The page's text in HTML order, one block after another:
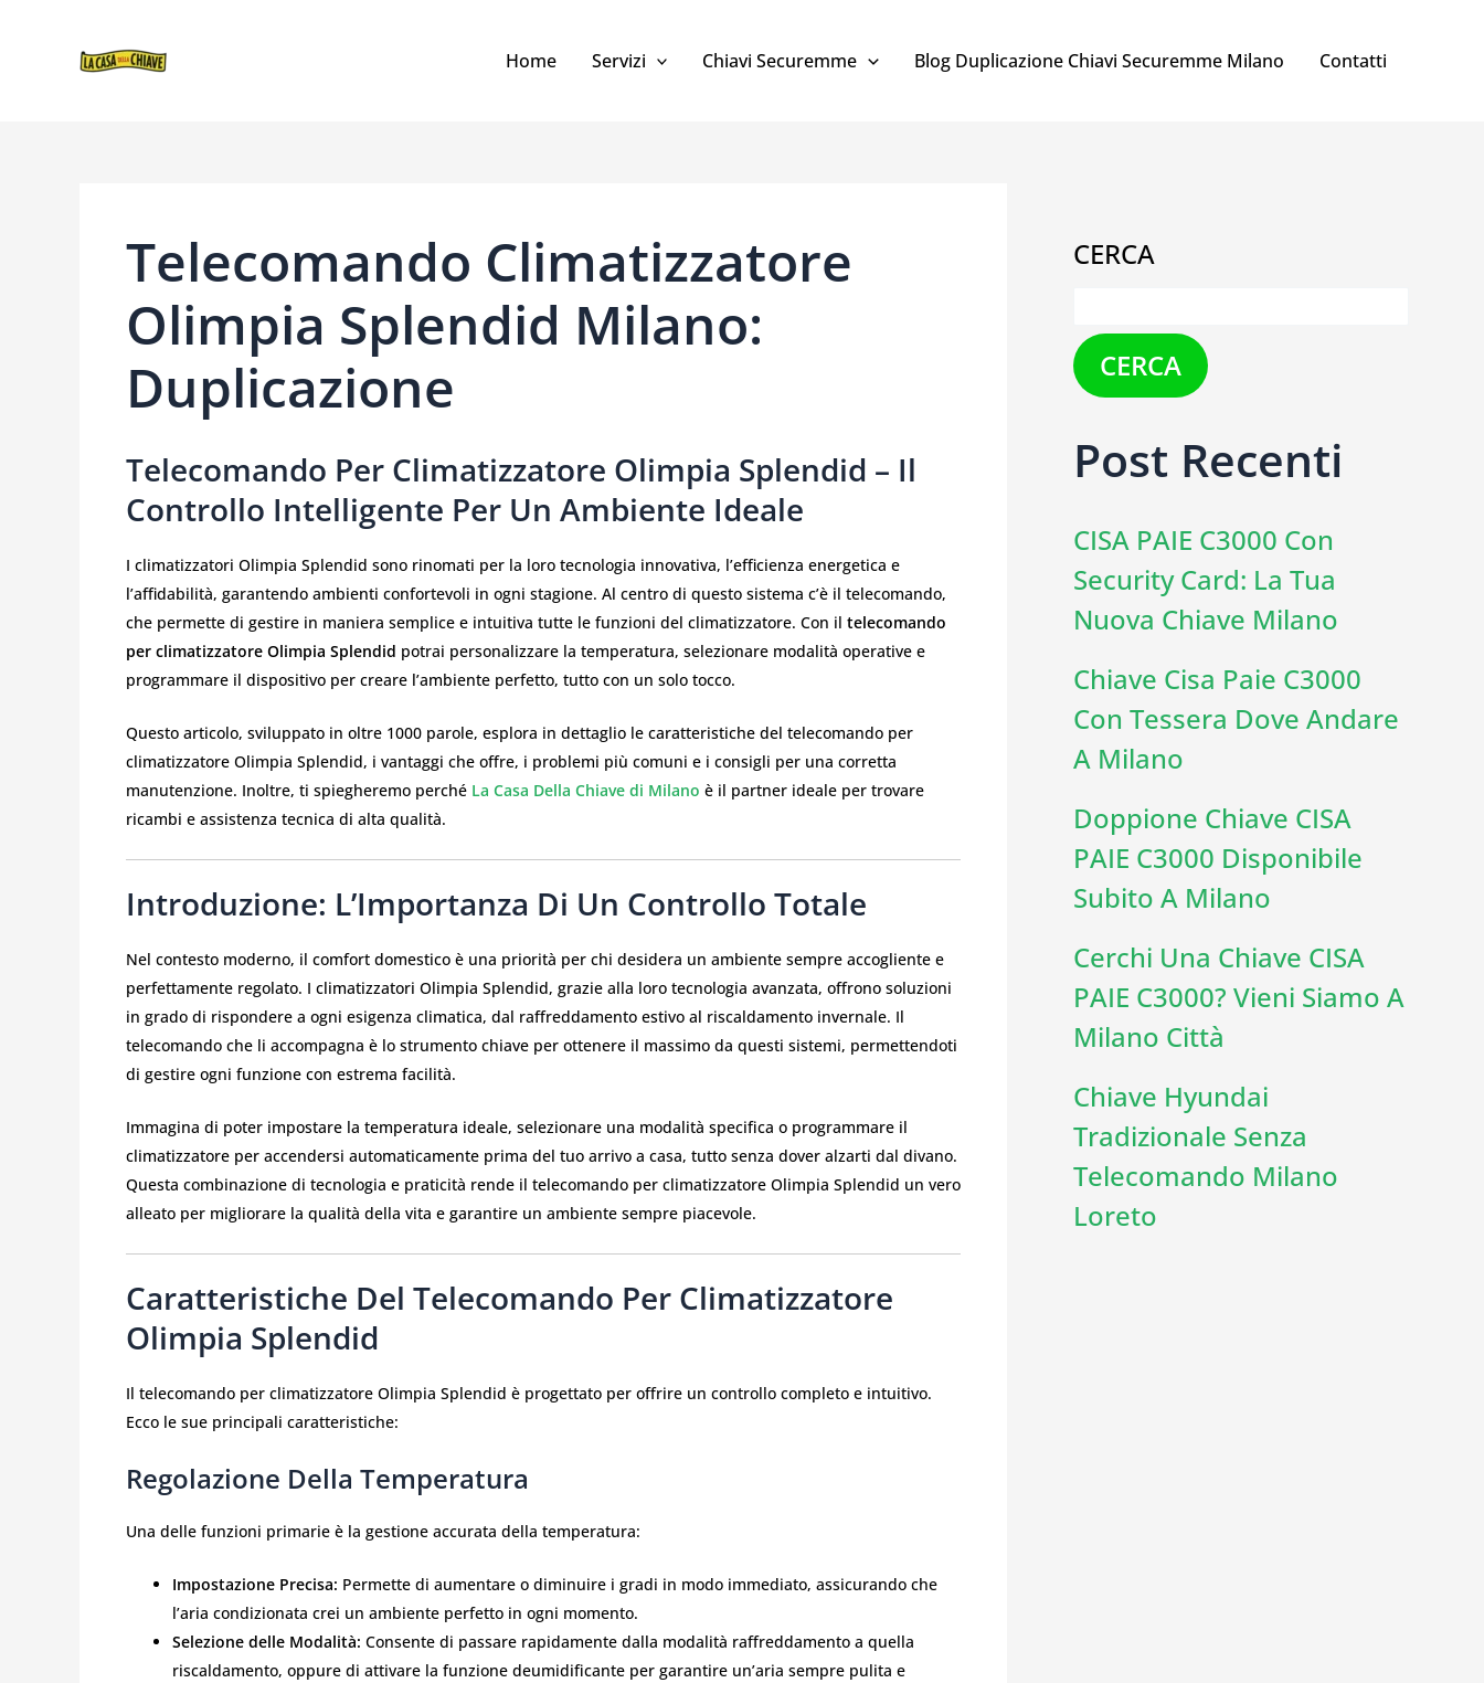
CONTENUTO
Home Servizi Chiavi Securemme Blog Duplicazione Chiavi Securemme Milano Contatti
Telecomando Climatizzatore
Olimpia Splendid Milano:
Duplicazione
Telecomando Per Climatizzatore Olimpia Splendid – Il
Controllo Intelligente Per Un Ambiente Ideale
I climatizzatori Olimpia Splendid sono rinomati per la loro tecnologia innovativa, l’efficienza energetica e
l’affidabilità, garantendo ambienti confortevoli in ogni stagione. Al centro di questo sistema c’è il telecomando,
che permette di gestire in maniera semplice e intuitiva tutte le funzioni del climatizzatore. Con il telecomando
per climatizzatore Olimpia Splendid potrai personalizzare la temperatura, selezionare modalità operative e
programmare il dispositivo per creare l’ambiente perfetto, tutto con un solo tocco.
Questo articolo, sviluppato in oltre 1000 parole, esplora in dettaglio le caratteristiche del telecomando per
climatizzatore Olimpia Splendid, i vantaggi che offre, i problemi più comuni e i consigli per una corretta
manutenzione. Inoltre, ti spiegheremo perché La Casa Della Chiave di Milano è il partner ideale per trovare
ricambi e assistenza tecnica di alta qualità.
Introduzione: L’Importanza Di Un Controllo Totale
Nel contesto moderno, il comfort domestico è una priorità per chi desidera un ambiente sempre accogliente e
perfettamente regolato. I climatizzatori Olimpia Splendid, grazie alla loro tecnologia avanzata, offrono soluzioni
in grado di rispondere a ogni esigenza climatica, dal raffreddamento estivo al riscaldamento invernale. Il
telecomando che li accompagna è lo strumento chiave per ottenere il massimo da questi sistemi, permettendoti
di gestire ogni funzione con estrema facilità.
Immagina di poter impostare la temperatura ideale, selezionare una modalità specifica o programmare il
climatizzatore per accendersi automaticamente prima del tuo arrivo a casa, tutto senza dover alzarti dal divano.
Questa combinazione di tecnologia e praticità rende il telecomando per climatizzatore Olimpia Splendid un vero
alleato per migliorare la qualità della vita e garantire un ambiente sempre piacevole.
Caratteristiche Del Telecomando Per Climatizzatore
Olimpia Splendid
Il telecomando per climatizzatore Olimpia Splendid è progettato per offrire un controllo completo e intuitivo.
Ecco le sue principali caratteristiche:
Regolazione Della Temperatura
Una delle funzioni primarie è la gestione accurata della temperatura:
Impostazione Precisa: Permette di aumentare o diminuire i gradi in modo immediato, assicurando che
l’aria condizionata crei un ambiente perfetto in ogni momento.
Selezione delle Modalità: Consente di passare rapidamente dalla modalità raffreddamento a quella
riscaldamento, oppure di attivare la funzione deumidificante per garantire un’aria sempre pulita e
CERCA
CERCA
Post Recenti
CISA PAIE C3000 Con
Security Card: La Tua
Nuova Chiave Milano
Chiave Cisa Paie C3000
Con Tessera Dove Andare
A Milano
Doppione Chiave CISA
PAIE C3000 Disponibile
Subito A Milano
Cerchi Una Chiave CISA
PAIE C3000? Vieni Siamo A
Milano Città
Chiave Hyundai
Tradizionale Senza
Telecomando Milano
Loreto